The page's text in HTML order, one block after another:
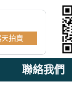
天拍賣
聯絡我們